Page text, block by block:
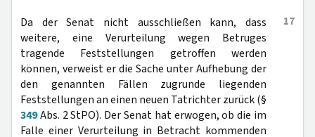
17
Da der Senat nicht ausschließen kann, dass
weitere, eine Verurteilung wegen Betruges
tragende Feststellungen getroffen werden
können, verweist er die Sache unter Aufhebung der
den genannten Fällen zugrunde liegenden
Feststellungen an einen neuen Tatrichter zurück (§
349Abs. 2 StPO). Der Senat hat erwogen, ob die im
Falle einer Verurteilung in Betracht kommenden